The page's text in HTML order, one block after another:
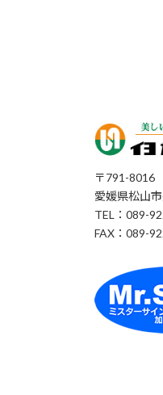
〒791-8016
愛媛県松山
TEL：089-
FAX：089-